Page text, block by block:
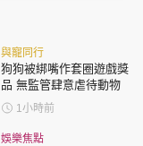
與寵同行
狗狗被綁嘴作套圈遊戲獎
品 無監管肆意虐待動物
1小時前
娛樂焦點